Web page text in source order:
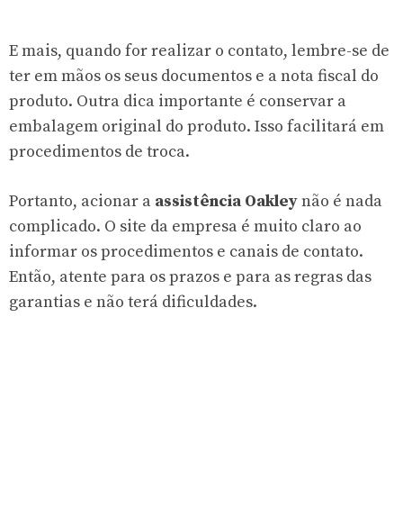
E mais, quando for realizar o contato, lembre-se de
ter em mãos os seus documentos e a nota fiscal do
produto. Outra dica importante é conservar a
embalagem original do produto. Isso facilitará em
procedimentos de troca.
Portanto, acionar a assistência Oakleynão é nada
complicado. O site da empresa é muito claro ao
informar os procedimentos e canais de contato.
Então, atente para os prazos e para as regras das
garantias e não terá dificuldades.